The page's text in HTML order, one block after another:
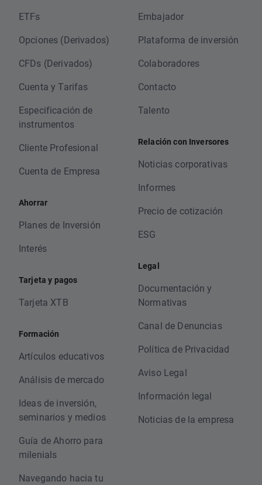
ETFs
Opciones (Derivados)
CFDs (Derivados)
Cuenta y Tarifas
Especificación de
instrumentos
Cliente Profesional
Cuenta de Empresa
Ahorrar
Planes de Inversión
Interés
Tarjeta y pagos
Tarjeta XTB
Formación
Artículos educativos
Análisis de mercado
Ideas de inversión,
seminarios y medios
Guía de Ahorro para
milenials
Navegando hacia tu
Embajador
Plataforma de inversión
Colaboradores
Contacto
Talento
Relación con Inversores
Noticias corporativas
Informes
Precio de cotización
ESG
Legal
Documentación y
Normativas
Canal de Denuncias
Política de Privacidad
Aviso Legal
Información legal
Noticias de la empresa